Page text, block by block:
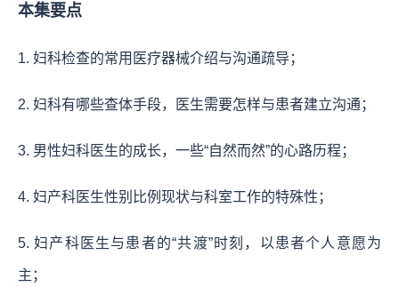
本集要点
1. 妇科检查的常用医疗器械介绍与沟通疏导；
2. 妇科有哪些查体手段，医生需要怎样与患者建立沟通；
3. 男性妇科医生的成长，一些“自然而然”的心路历程；
4. 妇产科医生性别比例现状与科室工作的特殊性；
5. 妇产科医生与患者的“共渡”时刻，以患者个人意愿为
主；